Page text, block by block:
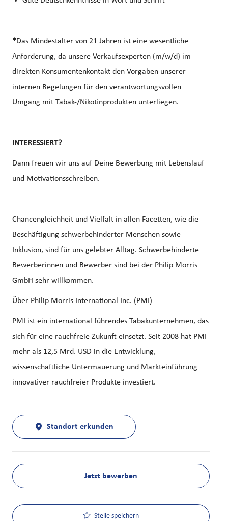
*Das Mindestalter von 21 Jahren ist eine wesentliche
Anforderung, da unsere Verkaufsexperten (m/w/d) im
direkten Konsumentenkontakt den Vorgaben unserer
internen Regelungen für den verantwortungsvollen
Umgang mit Tabak-/Nikotinprodukten unterliegen.
INTERESSIERT?
Dann freuen wir uns auf Deine Bewerbung mit Lebenslauf
und Motivationsschreiben.
Chancengleichheit und Vielfalt in allen Facetten, wie die
Beschäftigung schwerbehinderter Menschen sowie
Inklusion, sind für uns gelebter Alltag. Schwerbehinderte
Bewerberinnen und Bewerber sind bei der Philip Morris
GmbH sehr willkommen.
Über Philip Morris International Inc. (PMI)
PMI ist ein international führendes Tabakunternehmen, das
sich für eine rauchfreie Zukunft einsetzt. Seit 2008 hat PMI
mehr als 12,5 Mrd. USD in die Entwicklung,
wissenschaftliche Untermauerung und Markteinführung
innovativer rauchfreier Produkte investiert.
Standort erkunden
Jetzt bewerben
Stelle speichern